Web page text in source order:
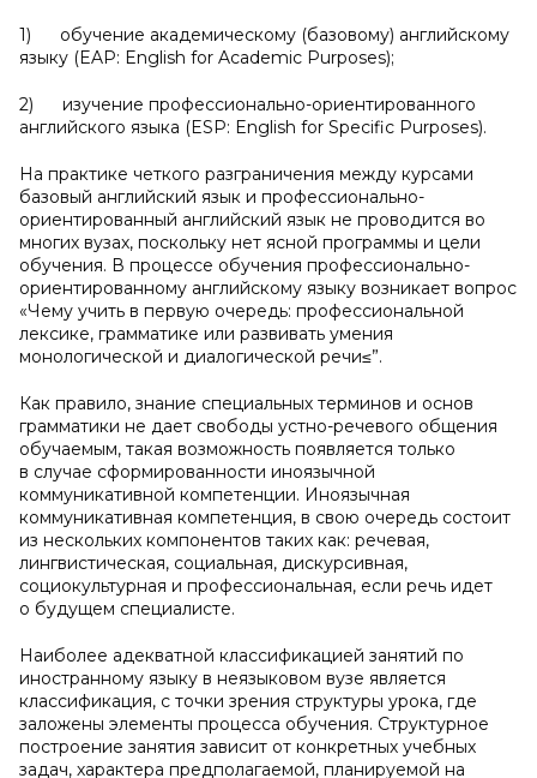
1) обучение академическому (базовому) английскому
языку (EAP: English for Academic Purposes);
2) изучение профессионально-ориентированного
английского языка (ESP: English for Specific Purposes).
На практике четкого разграничения между курсами
базовый английский язык и профессионально-
ориентированный английский язык не проводится во
многих вузах, поскольку нет ясной программы и цели
обучения. В процессе обучения профессионально-
ориентированному английскому языку возникает вопрос
«Чему учить в первую очередь: профессиональной
лексике, грамматике или развивать умения
монологической и диалогической речи≤”.
Как правило, знание специальных терминов и основ
грамматики не дает свободы устно-речевого общения
обучаемым, такая возможность появляется только
в случае сформированности иноязычной
коммуникативной компетенции. Иноязычная
коммуникативная компетенция, в свою очередь состоит
из нескольких компонентов таких как: речевая,
лингвистическая, социальная, дискурсивная,
социокультурная и профессиональная, если речь идет
о будущем специалисте.
Наиболее адекватной классификацией занятий по
иностранному языку в неязыковом вузе является
классификация, с точки зрения структуры урока, где
заложены элементы процесса обучения. Структурное
построение занятия зависит от конкретных учебных
задач, характера предполагаемой, планируемой на